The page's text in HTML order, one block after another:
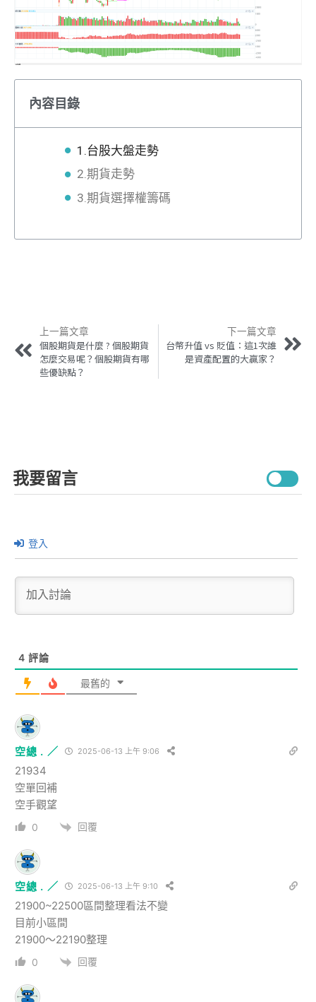
內容目錄
1.台股大盤走勢
2.期貨走勢
3.期貨選擇權籌碼
上一篇文章
個股期貨是什麼 ? 個股期貨
怎麼交易呢？個股期貨有哪
些優缺點？
下一篇文章
台幣升值 vs 貶值：這1次誰
是資產配置的大贏家？
我要留言
登入
4 評論
最舊的
空總 . ／ 2025-06-13 上午 9:06
21934
空單回補
空手觀望
0 回覆
空總 . ／ 2025-06-13 上午 9:10
21900~22500區間整理看法不變
目前小區間
21900～22190整理
0 回覆